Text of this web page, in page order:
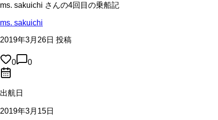
ms. sakuichi さんの4回目の乗船記
ms. sakuichi
2019年3月26日 投稿
0 0
出航日
2019年3月15日